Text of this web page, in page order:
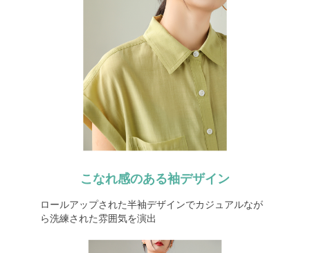
こなれ感のある袖デザイン
ロールアップされた半袖デザインでカジュアルなが
ら洗練された雰囲気を演出